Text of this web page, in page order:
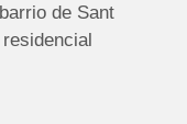
de Sant